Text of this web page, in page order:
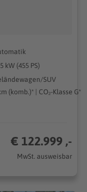
kW (455 PS)
SUV
(komb.)* | CO₂-Klasse G*
€ 122.999 ,-
MwSt. ausweisbar